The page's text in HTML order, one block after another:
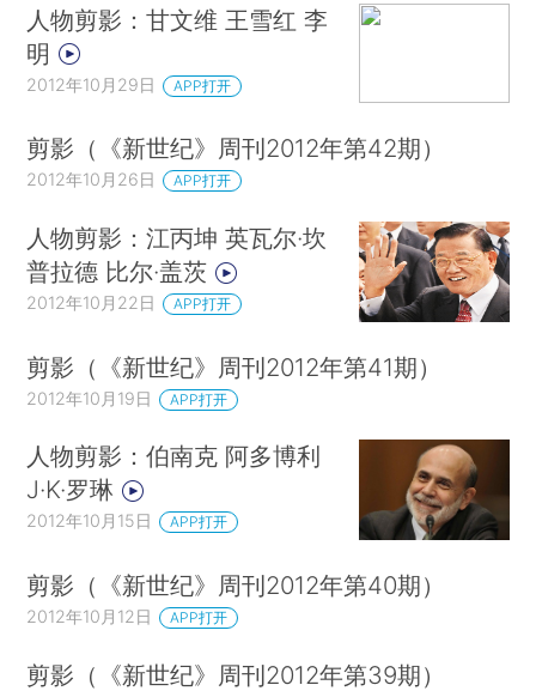
人物剪影：甘文维 王雪红 李
明
2012年10月29日 APP打开
剪影（《新世纪》周刊2012年第42期）
2012年10月26日 APP打开
人物剪影：江丙坤 英瓦尔·坎
普拉德 比尔·盖茨
2012年10月22日 APP打开
剪影（《新世纪》周刊2012年第41期）
2012年10月19日 APP打开
人物剪影：伯南克 阿多博利
J·K·罗琳
2012年10月15日 APP打开
剪影（《新世纪》周刊2012年第40期）
2012年10月12日 APP打开
剪影（《新世纪》周刊2012年第39期）